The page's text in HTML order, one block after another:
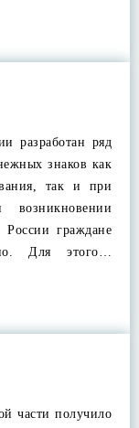
разработан ряд
знаков как
так и при
граждане
Для этого…
части получило